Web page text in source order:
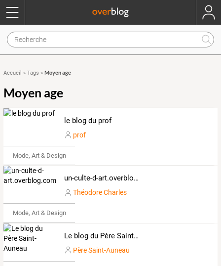
Accueil » Tags » Moyen age
Moyen age
le blog du prof
prof
Mode, Art & Design
un-culte-d-art.overblog.com
Théodore Charles
Mode, Art & Design
Le blog du Père Saint-Auneau
Père Saint-Auneau